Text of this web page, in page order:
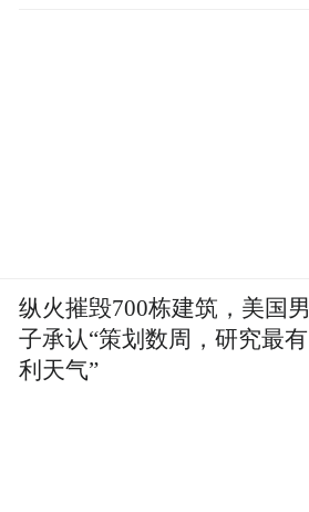
纵火摧毁700栋建筑，美国男
子承认“策划数周，研究最有
利天气”